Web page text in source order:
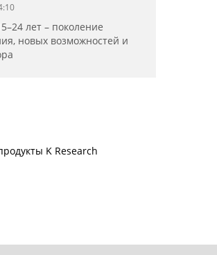
лет – поколение
новых возможностей и
K Research